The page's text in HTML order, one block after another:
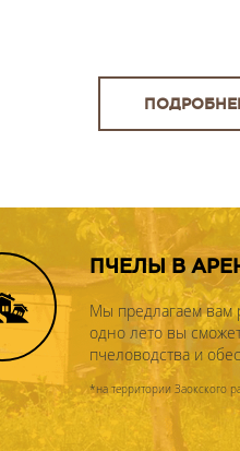
ПЧЕЛЫ В
Мы предлагаем вам
одно лето вы
пчеловодства и
*на территории Заокского